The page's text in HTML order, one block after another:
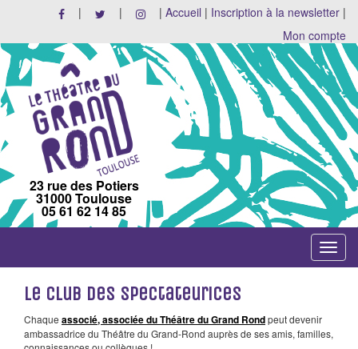
| | | Accueil | Inscription à la newsletter |
Mon compte
23 rue des Potiers
31000 Toulouse
05 61 62 14 85
Toggle
Le Club des spectateurices
Chaque associé, associée du Théâtre du Grand Rondpeut devenir
ambassadrice du Théâtre du Grand-Rond auprès de ses amis, familles,